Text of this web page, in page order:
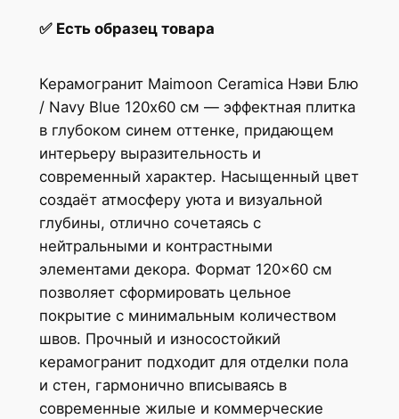
✅ Есть образец товара
Керамогранит Maimoon Ceramica Нэви Блю
/ Navy Blue 120х60 см — эффектная плитка
в глубоком синем оттенке, придающем
интерьеру выразительность и
современный характер. Насыщенный цвет
создаёт атмосферу уюта и визуальной
глубины, отлично сочетаясь с
нейтральными и контрастными
элементами декора. Формат 120×60 см
позволяет сформировать цельное
покрытие с минимальным количеством
швов. Прочный и износостойкий
керамогранит подходит для отделки пола
и стен, гармонично вписываясь в
современные жилые и коммерческие